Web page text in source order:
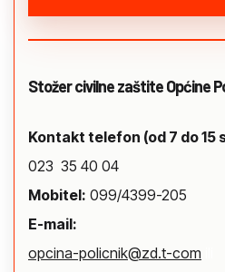
Stožer civilne zaštite Općine
Kontakt telefon (od 7 do 15
023 35 40 04
Mobitel: 099/4399-205
E-mail:
opcina-policnik@zd.t-com